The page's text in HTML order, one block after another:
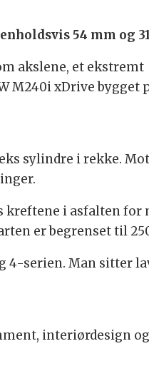
54 mm og
akslene, et ekstremt
M240i xDrive bygget
sylindre i rekke.
kreftene i asfalten for
er begrenset til
4-serien. Man sitter
interiørdesign og